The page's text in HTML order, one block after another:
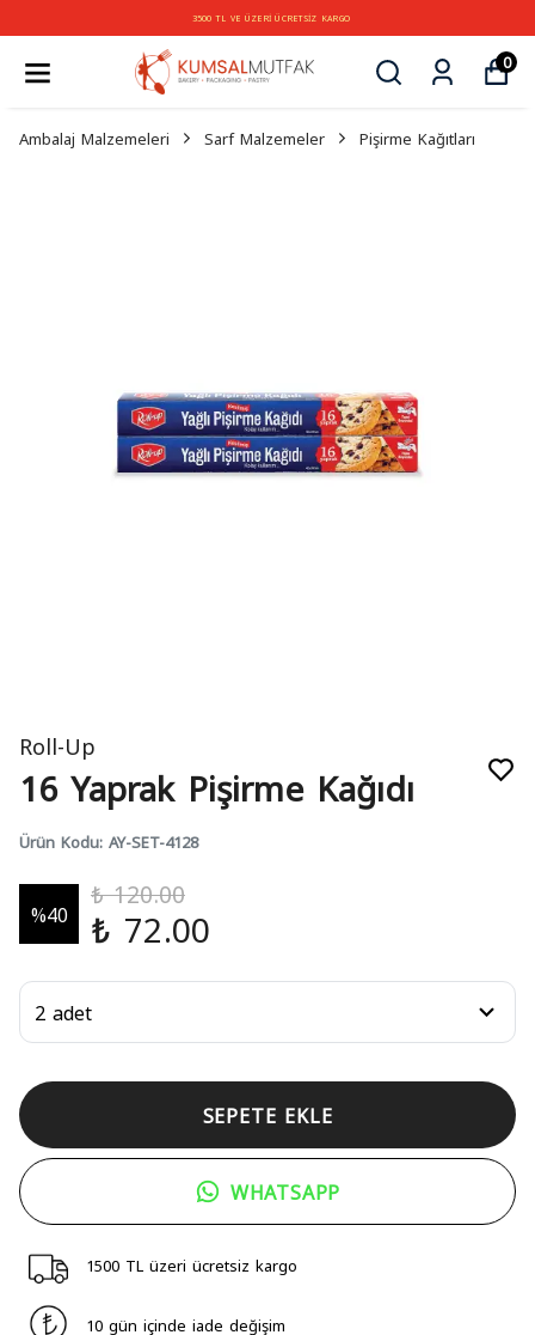
3500 TL VE ÜZERİ ÜCRETSİZ KARGO
0
Ambalaj Malzemeleri Sarf Malzemeler Pişirme Kağıtları
Roll-Up
16 Yaprak Pişirme Kağıdı
Ürün Kodu: AY-SET-4128
%40
₺ 120.00
₺ 72.00
SEPETE EKLE
WHATSAPP
1500 TL üzeri ücretsiz kargo
10 gün içinde iade değişim